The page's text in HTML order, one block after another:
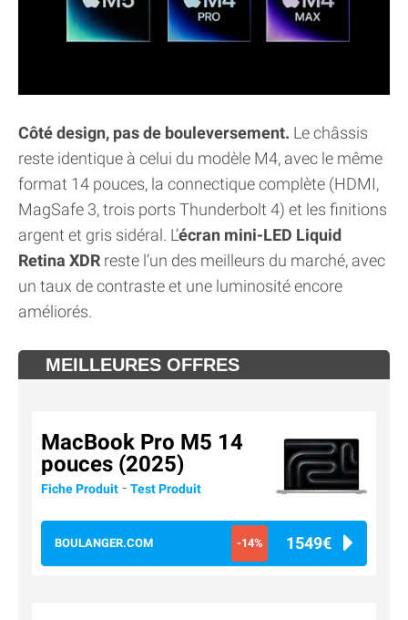
Côté design, pas de bouleversement. Le châssis
reste identique à celui du modèle M4, avec le même
format 14 pouces, la connectique complète (HDMI,
MagSafe 3, trois ports Thunderbolt 4) et les finitions
argent et gris sidéral. L’écran mini-LED Liquid
Retina XDR reste l’un des meilleurs du marché, avec
un taux de contraste et une luminosité encore
améliorés.
MEILLEURES OFFRES
MacBook Pro M5 14
pouces (2025)
Fiche Produit - Test Produit
BOULANGER.COM -14% 1549€